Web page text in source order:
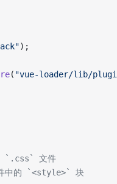
);
( "vue-loader/lib/
`.css` 文件
中的 `<style>` 块